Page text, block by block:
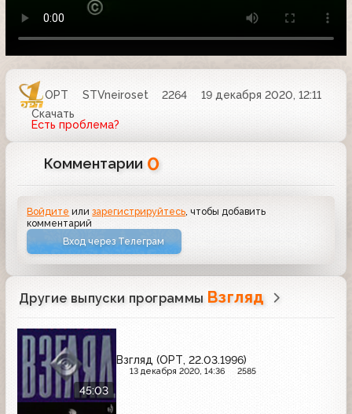
ОРТ STVneiroset 2264
19 декабря 2020, 12:11
Скачать
Есть проблема?
Комментарии 0
Войдите илизарегистрируйтесь, чтобы добавить
комментарий
Вход через Телеграм
Другие выпуски программы Взгляд
45:03
Взгляд (ОРТ, 22.03.1996)
13 декабря 2020, 14:36 2585